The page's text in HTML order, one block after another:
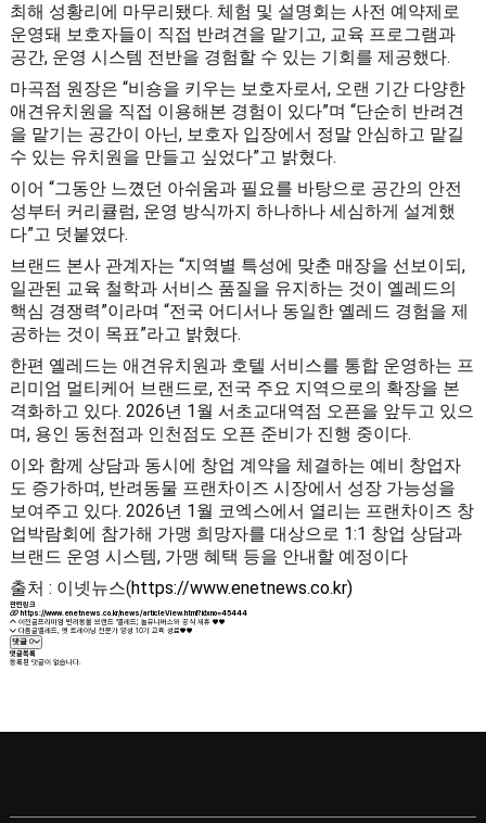
최해 성황리에 마무리됐다. 체험 및 설명회는 사전 예약제로
운영돼 보호자들이 직접 반려견을 맡기고, 교육 프로그램과
공간, 운영 시스템 전반을 경험할 수 있는 기회를 제공했다.
마곡점 원장은 “비숑을 키우는 보호자로서, 오랜 기간 다양한
애견유치원을 직접 이용해본 경험이 있다”며 “단순히 반려견
을 맡기는 공간이 아닌, 보호자 입장에서 정말 안심하고 맡길
수 있는 유치원을 만들고 싶었다”고 밝혔다.
이어 “그동안 느꼈던 아쉬움과 필요를 바탕으로 공간의 안전
성부터 커리큘럼, 운영 방식까지 하나하나 세심하게 설계했
다”고 덧붙였다.
브랜드 본사 관계자는 “지역별 특성에 맞춘 매장을 선보이되,
일관된 교육 철학과 서비스 품질을 유지하는 것이 옐레드의
핵심 경쟁력”이라며 “전국 어디서나 동일한 옐레드 경험을 제
공하는 것이 목표”라고 밝혔다.
한편 옐레드는 애견유치원과 호텔 서비스를 통합 운영하는 프
리미엄 멀티케어 브랜드로, 전국 주요 지역으로의 확장을 본
격화하고 있다. 2026년 1월 서초교대역점 오픈을 앞두고 있으
며, 용인 동천점과 인천점도 오픈 준비가 진행 중이다.
이와 함께 상담과 동시에 창업 계약을 체결하는 예비 창업자
도 증가하며, 반려동물 프랜차이즈 시장에서 성장 가능성을
보여주고 있다. 2026년 1월 코엑스에서 열리는 프랜차이즈 창
업박람회에 참가해 가맹 희망자를 대상으로 1:1 창업 상담과
브랜드 운영 시스템, 가맹 혜택 등을 안내할 예정이다
출처 : 이넷뉴스(https://www.enetnews.co.kr)
관련링크
https://www.enetnews.co.kr/news/articleView.html?idxno=45444
이전글프리미엄 반려동물 브랜드 '옐레드', 놀유니버스와 공식 제휴 ♥️♥️
다음글옐레드, 펫 트레이닝 전문가 양성 10기 교육 성료♥️♥️
댓글0
댓글목록
등록된 댓글이 없습니다.